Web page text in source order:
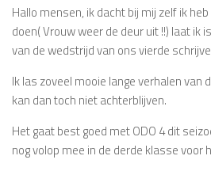
Hallo mensen, ik dacht bij mij zelf ik
doen( Vrouw weer de deur uit !!) laat ik
van de wedstrijd van ons vierde
Ik las zoveel mooie lange verhalen van
kan dan toch niet achterblijven.
Het gaat best goed met ODO 4 dit
nog volop mee in de derde klasse voor